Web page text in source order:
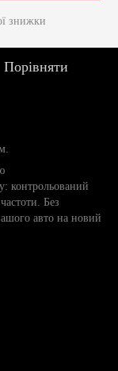
знижки
Порівняти
контрольований
Без
авто на новий